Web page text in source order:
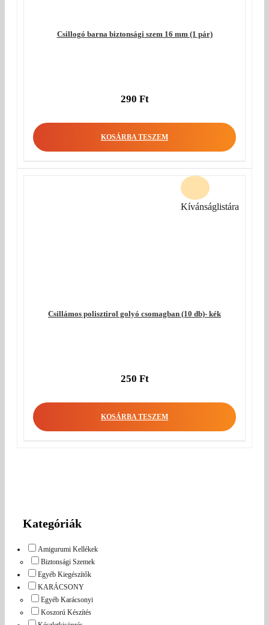
Csillogó barna biztonsági szem 16 mm (1 pár)
290 Ft
KOSÁRBA TESZEM
Csillámos polisztirol golyó csomagban (10 db)- kék
250 Ft
KOSÁRBA TESZEM
Kívánságlistára
Kategóriák
Amigurumi Kellékek
Biztonsági Szemek
Egyéb Kiegészítők
KARÁCSONY
Egyéb Karácsonyi
Koszorú Készítés